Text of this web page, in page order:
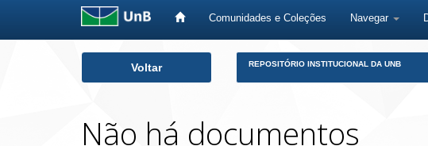
Comunidades e Coleções Navegar
Voltar REPOSITÓRIO INSTITUCIONAL DA UNB
Não há documentos